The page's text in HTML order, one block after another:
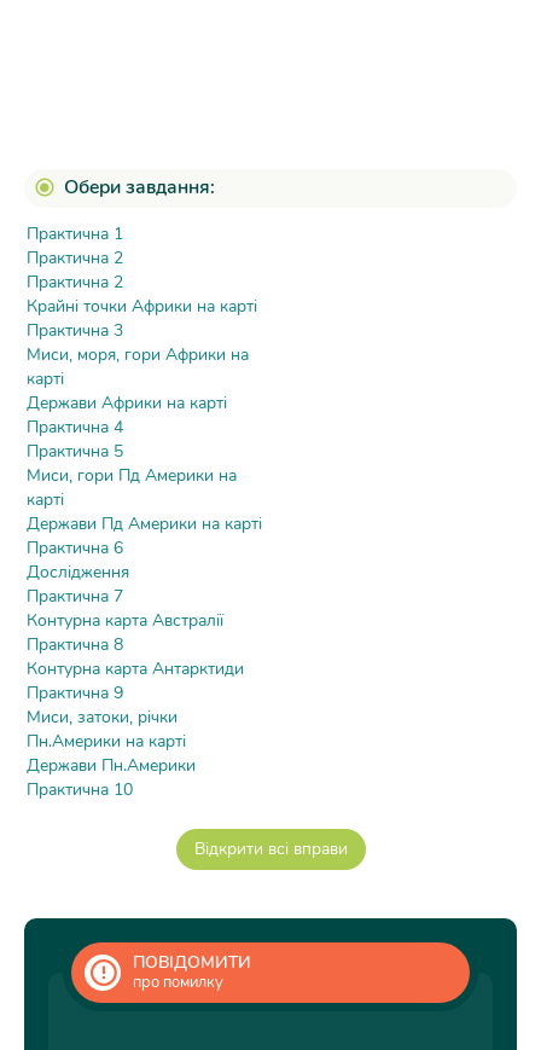
Обери завдання:
Практична 1
Практична 2
Практична 2
Крайні точки Африки на карті
Практична 3
Миси, моря, гори Африки на
карті
Держави Африки на карті
Практична 4
Практична 5
Миси, гори Пд Америки на
карті
Держави Пд Америки на карті
Практична 6
Дослідження
Практична 7
Контурна карта Австралії
Практична 8
Контурна карта Антарктиди
Практична 9
Миси, затоки, річки
Пн.Америки на карті
Держави Пн.Америки
Практична 10
ПОВІДОМИТИ
про помилку